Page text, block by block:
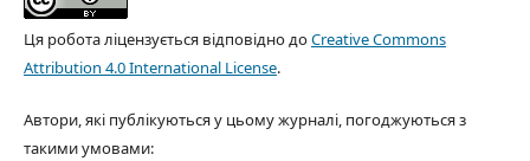
Ця робота ліцензується відповідно доCreative Commons
Attribution 4.0 International License.
Автори, які публікуються у цьому журналі, погоджуються з
такими умовами: